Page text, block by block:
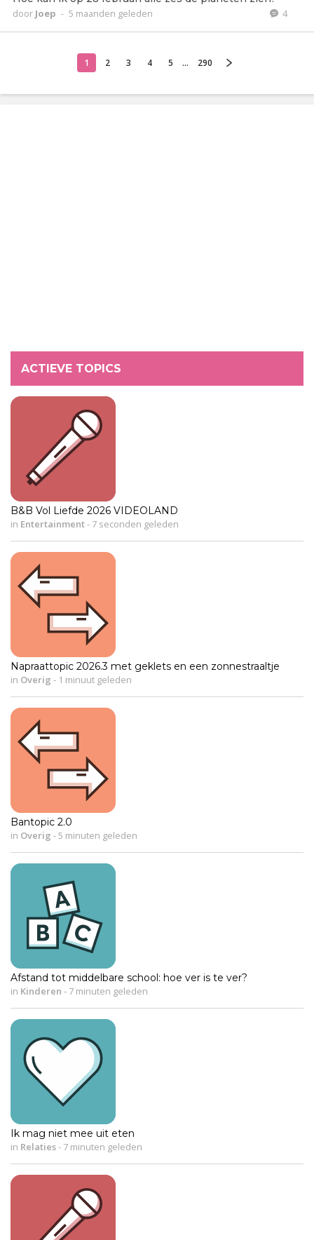
door Joep - 5 maanden geleden 4
1 2 3 4 5 ... 290
ACTIEVE TOPICS
B&B Vol Liefde 2026 VIDEOLAND
in Entertainment- 7 seconden geleden
Napraattopic 2026.3 met geklets en een zonnestraaltje
in Overig - 1 minuut geleden
Bantopic 2.0
in Overig -5 minuten geleden
Afstand tot middelbare school: hoe ver is te ver?
in Kinderen - 7 minuten geleden
Ik mag niet mee uit eten
in Relaties- 7 minuten geleden